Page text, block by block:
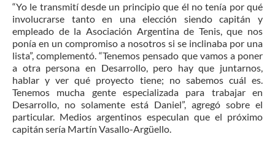
“Yo le transmití desde un principio que él no tenía por qué
involucrarse tanto en una elección siendo capitán y
empleado de la Asociación Argentina de Tenis, que nos
ponía en un compromiso a nosotros si se inclinaba por una
lista”, complementó. “Tenemos pensado que vamos a poner
a otra persona en Desarrollo, pero hay que juntarnos,
hablar y ver qué proyecto tiene; no sabemos cuál es.
Tenemos mucha gente especializada para trabajar en
Desarrollo, no solamente está Daniel”, agregó sobre el
particular. Medios argentinos especulan que el próximo
capitán sería Martín Vasallo-Argüello.